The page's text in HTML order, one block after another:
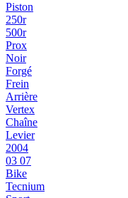
Piston
250r
500r
Prox
Noir
Forgé
Frein
Arrière
Vertex
Chaîne
Levier
2004
03 07
Bike
Tecnium